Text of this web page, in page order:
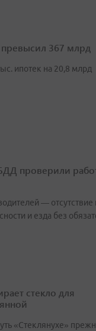
367 млрд
ипотек на 20,8 млрд
проверили
— отсутствие
и езда без
стекло для
«Стеклянухе»